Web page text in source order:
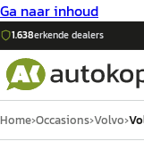
Ga naar inhoud
1.638erkende dealers
Home›Occasions›Volvo›